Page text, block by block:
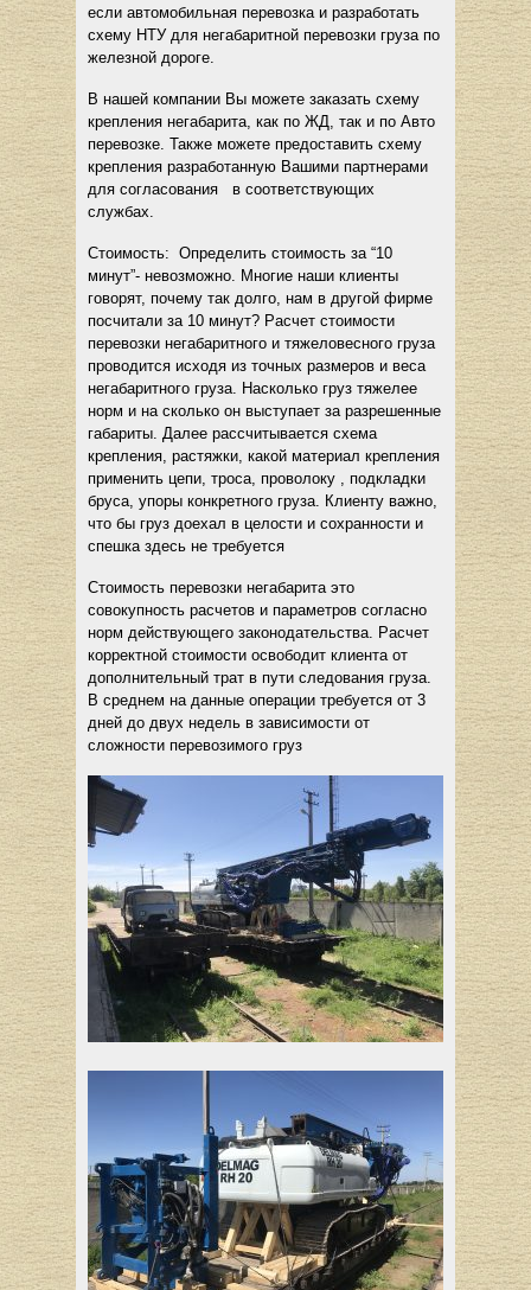
если автомобильная перевозка и разработать
схему НТУ для негабаритной перевозки груза по
железной дороге.
В нашей компании Вы можете заказать схему
крепления негабарита, как по ЖД, так и по Авто
перевозке. Также можете предоставить схему
крепления разработанную Вашими партнерами
для согласования в соответствующих
службах.
Стоимость: Определить стоимость за “10
минут”- невозможно. Многие наши клиенты
говорят, почему так долго, нам в другой фирме
посчитали за 10 минут? Расчет стоимости
перевозки негабаритного и тяжеловесного груза
проводится исходя из точных размеров и веса
негабаритного груза. Насколько груз тяжелее
норм и на сколько он выступает за разрешенные
габариты. Далее рассчитывается схема
крепления, растяжки, какой материал крепления
применить цепи, троса, проволоку , подкладки
бруса, упоры конкретного груза. Клиенту важно,
что бы груз доехал в целости и сохранности и
спешка здесь не требуется
Стоимость перевозки негабарита это
совокупность расчетов и параметров согласно
норм действующего законодательства. Расчет
корректной стоимости освободит клиента от
дополнительный трат в пути следования груза.
В среднем на данные операции требуется от 3
дней до двух недель в зависимости от
сложности перевозимого груз